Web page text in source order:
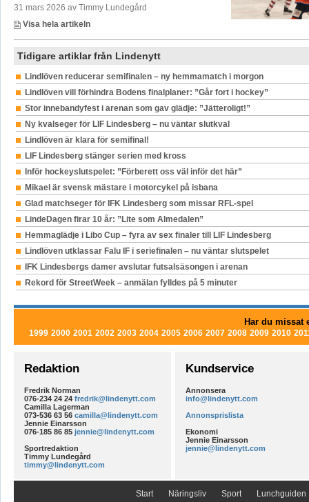
31 mars 2026 av Timmy Lundegård
Visa hela artikeln
Tidigare artiklar från Lindenytt
Lindlöven reducerar semifinalen – ny hemmamatch i morgon
Lindlöven vill förhindra Bodens finalplaner: ”Går fort i hockey”
Stor innebandyfest i arenan som gav glädje: ”Jätteroligt!”
Ny kvalseger för LIF Lindesberg – nu väntar slutkval
Lindlöven är klara för semifinal!
LIF Lindesberg stänger serien med kross
Inför hockeyslutspelet: ”Förberett oss väl inför det här”
Mikael är svensk mästare i motorcykel på isbana
Glad matchseger för IFK Lindesberg som missar RFL-spel
LindeDagen firar 10 år: ”Lite som Almedalen”
Hemmaglädje i Libo Cup – fyra av sex finaler till LIF Lindesberg
Lindlöven utklassar Falu IF i seriefinalen – nu väntar slutspelet
IFK Lindesbergs damer avslutar futsalsäsongen i arenan
Rekord för StreetWeek – anmälan fylldes på 5 minuter
Har du missat
1999 2000 2001 2002 2003 2004 2005 2006 2007 2008 2009 2010
Redaktion
Fredrik Norman
076-234 24 24 fredrik@lindenytt.com
Camilla Lagerman
073-536 63 56 camilla@lindenytt.com
Jennie Einarsson
076-185 86 85 jennie@lindenytt.com
Sportredaktion
Timmy Lundegård
timmy@lindenytt.com
Kundservice
Annonsera
info@lindenytt.com
Annonsprislista
Ekonomi
Jennie Einarsson
jennie@lindenytt.com
Start Näringsliv Sport Lunchguiden